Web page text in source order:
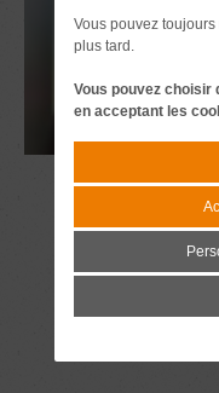
Vous pouvez
plus tard.
Vous pouvez choisir
en acceptant les